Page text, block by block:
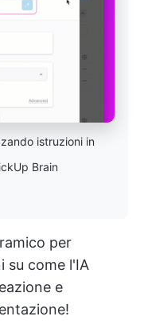
istruzioni in
Brain
per
su come l'IA
e